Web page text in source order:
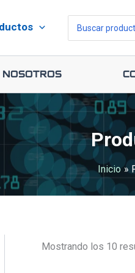
por:
Nosotros
Inicio
Mostrando los 10